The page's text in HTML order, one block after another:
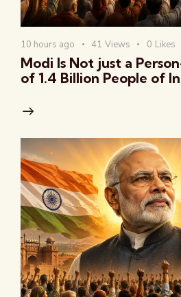
10 hours ago 41 Views 0 Likes
Modi Is Not just a
of 1.4 Billion People of